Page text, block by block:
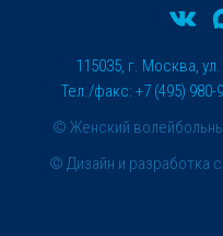
© Женский
115035, г. Москва,
Тел./факс: +7 (495) 980-
© Дизайн и разработка